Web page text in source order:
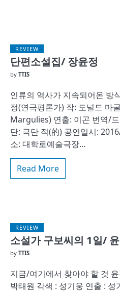
REVIEW
단편소설집/ 장윤정
by TTIS
인류의 역사가 지속되어온 방
정(연극평론가) 작: 도널드 마
Margulies) 연출: 이곤 번역/
단: 극단 적(的) 공연일시:
소: 대학로예술극장…
Read More
REVIEW
소설가 구보씨의 1일/
by TTIS
지금/여기에서 찾아야 할 것
박태원 각색 : 성기웅 연출 : 성